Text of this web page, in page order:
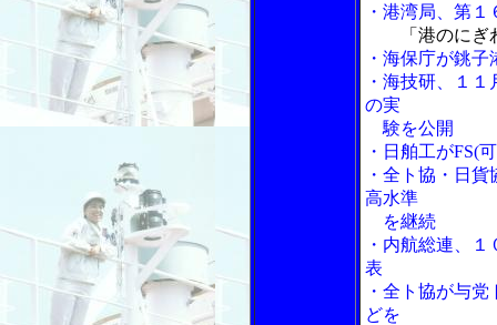
・港湾局、第
「港のに
・海保庁が銚
・海技研、１
の実
験を公開
・日舶工がFS(
・全ト協・日
高水準
を継続
・内航総連、
表
・全ト協が与
どを